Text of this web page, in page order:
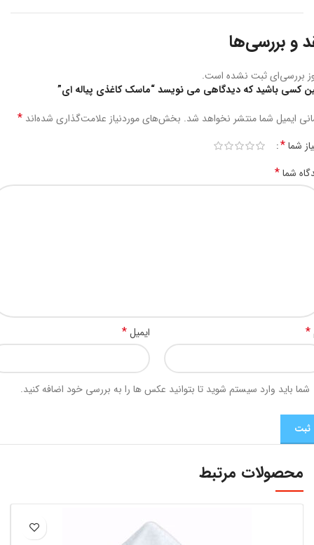
و بررسی‌ها
بررسی‌ای ثبت نشده است.
کسی باشید که دیدگاهی می نویسد “ماسک کاغذی پیاله ای”
ایمیل شما منتشر نخواهد شد. بخش‌های موردنیاز علامت‌گذاری شده‌اند *
شما*
شما*
* ایمیل*
شما باید وارد سیستم شوید تا بتوانید عکس ها را به بررسی خود اضافه کنید.
محصولات مرتبط